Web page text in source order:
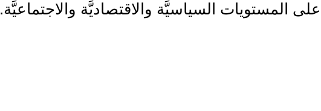
على المستويات السياسيَّة والاقتصاديَّة والاجتماعيَّة.